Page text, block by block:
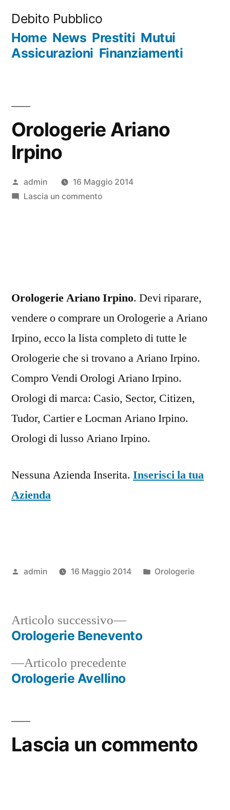
contenuto
Debito Pubblico
Home News Prestiti Mutui
Assicurazioni Finanziamenti
Orologerie Ariano
Irpino
Pubblicato
da
admin
16 Maggio 2014
Lascia un commentosu
Orologerie Ariano Irpino. Devi riparare,
vendere o comprare un Orologerie a Ariano
Irpino, ecco la lista completo di tutte le
Orologerie che si trovano a Ariano Irpino.
Compro Vendi Orologi Ariano Irpino.
Orologi di marca: Casio, Sector, Citizen,
Tudor, Cartier e Locman Ariano Irpino.
Orologi di lusso Ariano Irpino.
Nessuna Azienda Inserita. Inserisci la tua
Azienda
Pubblicato
admin 16 Maggio 2014
Pubblicato
Orologerie
Navigazione
articoli
Articolo precedenteArticolo
Orologerie Avellino
Articolo successivo
Articolo
successivo:
Orologerie Benevento
Lascia un commento